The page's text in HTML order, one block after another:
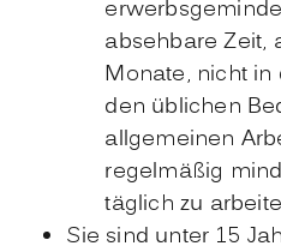
absehbare Zeit,
Monate, nicht in
den üblichen
allgemeinen
regelmäßig
täglich zu
Sie sind unter 15